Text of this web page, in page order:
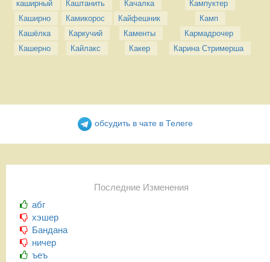
каширный
Каширно
Кашёлка
Кашерно
Каштанить
Камикорос
Каркучий
Кайлакс
Качалка
Кайфешник
Каменты
Какер
Кампуктер
Камп
Кармадрочер
Карина Стримерша
обсудить в чате в Телеге
Последние Изменения
абг
хэшер
Бандана
ничер
ъеъ